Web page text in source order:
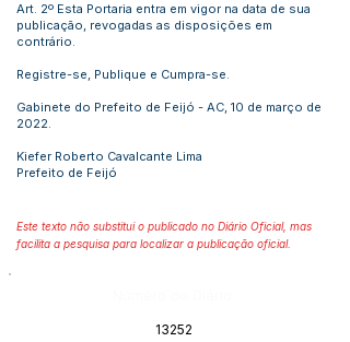
Art. 2º Esta Portaria entra em vigor na data de sua
publicação, revogadas as disposições em
contrário.
Registre-se, Publique e Cumpra-se.
Gabinete do Prefeito de Feijó - AC, 10 de março de
2022.
Kiefer Roberto Cavalcante Lima
Prefeito de Feijó
Este texto não substitui o publicado no Diário Oficial, mas
facilita a pesquisa para localizar a publicação oficial.
13252